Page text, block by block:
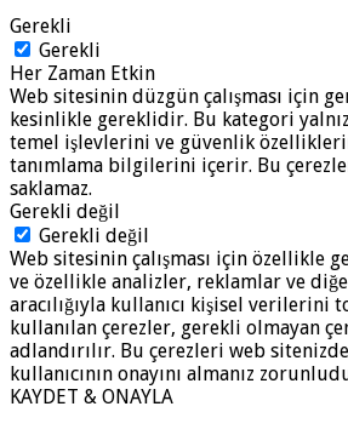
Gerekli
Gerekli
Her Zaman Etkin
Web sitesinin düzgün çalışması için
kesinlikle gereklidir. Bu kategori
temel işlevlerini ve güvenlik
tanımlama bilgilerini içerir. Bu
saklamaz.
Gerekli değil
Gerekli değil
Web sitesinin çalışması için özellikle
ve özellikle analizler, reklamlar ve
aracılığıyla kullanıcı kişisel verilerini
kullanılan çerezler, gerekli olmayan
adlandırılır. Bu çerezleri web
kullanıcının onayını almanız
KAYDET & ONAYLA